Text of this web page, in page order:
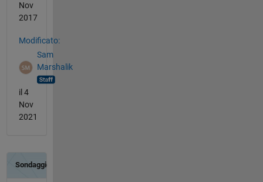
Nov
2017
Modificato:
Sam
Marshalik
il 4
Nov
2021